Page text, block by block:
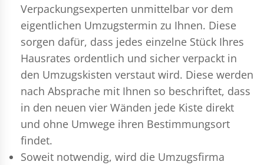
Verpackungsexperten unmittelbar vor dem
eigentlichen Umzugstermin zu Ihnen. Diese
sorgen dafür, dass jedes einzelne Stück Ihres
Hausrates ordentlich und sicher verpackt in
den Umzugskisten verstaut wird. Diese werden
nach Absprache mit Ihnen so beschriftet, dass
in den neuen vier Wänden jede Kiste direkt
und ohne Umwege ihren Bestimmungsort
findet.
Soweit notwendig, wird die Umzugsfirma